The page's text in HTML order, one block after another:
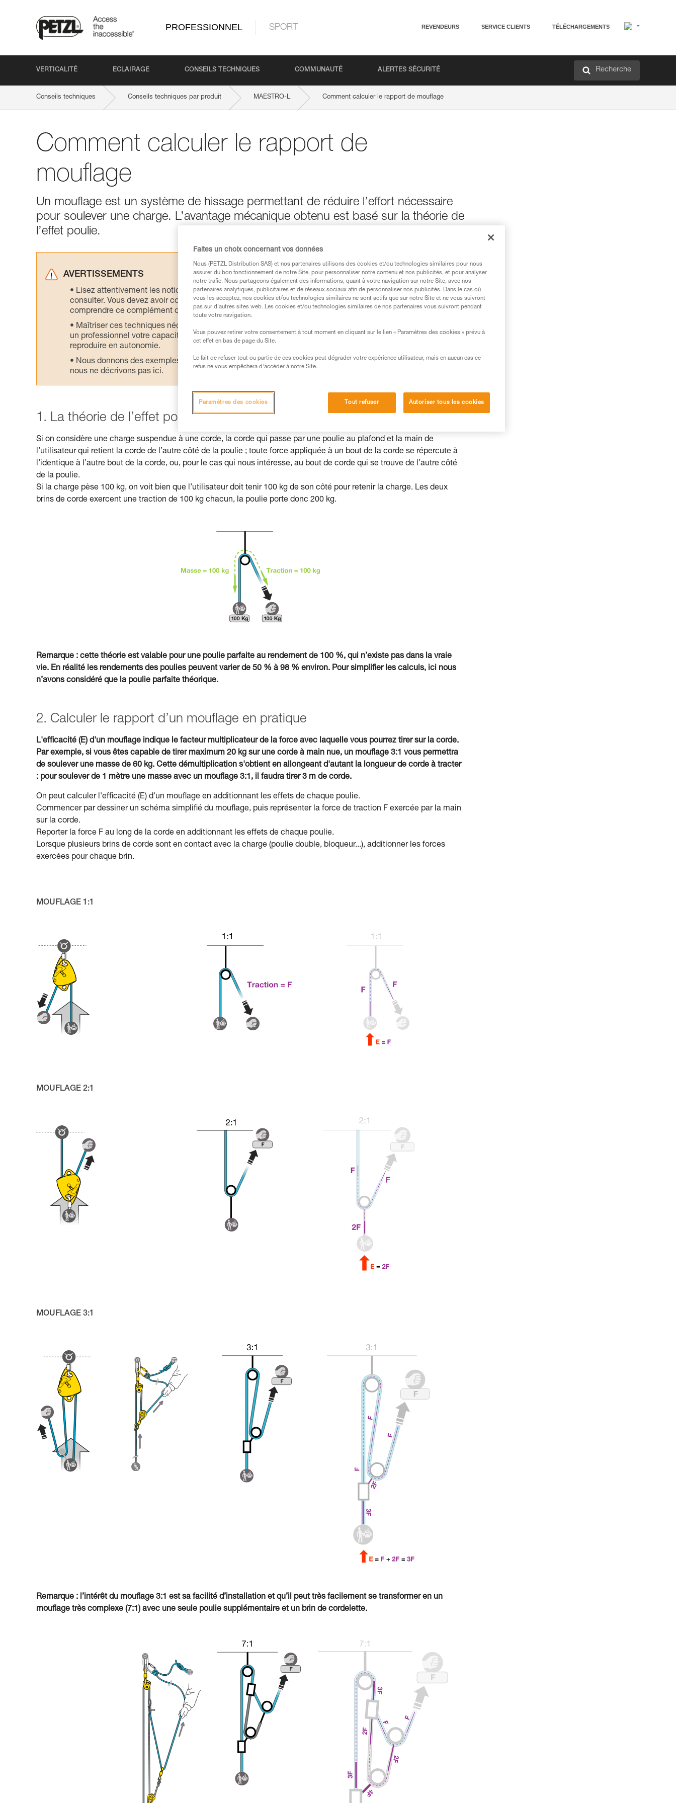
PROFESSIONNEL SPORT REVENDEURS SERVICE CLIENTS TÉLÉCHARGEMENTS
VERTICALITÉ ECLAIRAGE CONSEILS TECHNIQUES COMMUNAUTÉ ALERTES SÉCURITÉ Recherche
Conseils techniques Conseils techniques par produit MAESTRO-L Comment calculer le rapport de mouflage
Comment calculer le rapport de
mouflage
Un mouflage est un système de hissage permettant de réduire l’effort nécessaire
pour soulever une charge. L’avantage mécanique obtenu est basé sur la théorie de
l’effet poulie.
AVERTISSEMENTS
Lisez attentivement les notices techniques des produits utilisés dans ce conseil avant de le
consulter. Vous devez avoir compris les informations de la notice technique pour pouvoir
comprendre ce complément d’informations.
Maîtriser ces techniques nécessite une formation et un entraînement spécifique. Validez avec
un professionnel votre capacité à refaire la manipulation, seul, en toute sécurité, avant de la
reproduire en autonomie.
Nous donnons des exemples de techniques liées à votre activité. Il peut en exister d’autres que
nous ne décrivons pas ici.
1. La théorie de l’effet poulie
Si on considère une charge suspendue à une corde, la corde qui passe par une poulie au plafond et la main de
l’utilisateur qui retient la corde de l’autre côté de la poulie ; toute force appliquée à un bout de la corde se répercute à
l’identique à l’autre bout de la corde, ou, pour le cas qui nous intéresse, au bout de corde qui se trouve de l’autre côté
de la poulie.
Si la charge pèse 100 kg, on voit bien que l’utilisateur doit tenir 100 kg de son côté pour retenir la charge. Les deux
brins de corde exercent une traction de 100 kg chacun, la poulie porte donc 200 kg.
Remarque : cette théorie est valable pour une poulie parfaite au rendement de 100 %, qui n’existe pas dans la vraie
vie. En réalité les rendements des poulies peuvent varier de 50 % à 98 % environ. Pour simplifier les calculs, ici nous
n’avons considéré que la poulie parfaite théorique.
2. Calculer le rapport d’un mouflage en pratique
L'efficacité (E) d'un mouflage indique le facteur multiplicateur de la force avec laquelle vous pourrez tirer sur la corde.
Par exemple, si vous êtes capable de tirer maximum 20 kg sur une corde à main nue, un mouflage 3:1 vous permettra
de soulever une masse de 60 kg. Cette démultiplication s'obtient en allongeant d'autant la longueur de corde à tracter
: pour soulever de 1 mètre une masse avec un mouflage 3:1, il faudra tirer 3 m de corde.
On peut calculer l'efficacité (E) d'un mouflage en additionnant les effets de chaque poulie.
Commencer par dessiner un schéma simplifié du mouflage, puis représenter la force de traction F exercée par la main
sur la corde.
Reporter la force F au long de la corde en additionnant les effets de chaque poulie.
Lorsque plusieurs brins de corde sont en contact avec la charge (poulie double, bloqueur...), additionner les forces
exercées pour chaque brin.
MOUFLAGE 1:1
MOUFLAGE 2:1
MOUFLAGE 3:1
Remarque : l’intérêt du mouflage 3:1 est sa facilité d’installation et qu’il peut très facilement se transformer en un
mouflage très complexe (7:1) avec une seule poulie supplémentaire et un brin de cordelette.
Faites un choix concernant vos données
Nous (PETZL Distribution SAS) et nos partenaires utilisons des cookies et/ou technologies similaires pour nous
assurer du bon fonctionnement de notre Site, pour personnaliser notre contenu et nos publicités, et pour analyser
notre trafic. Nous partageons également des informations, quant à votre navigation sur notre Site, avec nos
partenaires analytiques, publicitaires et de réseaux sociaux afin de personnaliser nos publicités. Dans le cas où
vous les acceptez, nos cookies et/ou technologies similaires ne sont actifs que sur notre Site et ne vous suivront
pas sur d’autres sites web. Les cookies et/ou technologies similaires de nos partenaires vous suivront pendant
toute votre navigation.
Vous pouvez retirer votre consentement à tout moment en cliquant sur le lien « Paramètres des cookies » prévu à
cet effet en bas de page du Site.
Le fait de refuser tout ou partie de ces cookies peut dégrader votre expérience utilisateur, mais en aucun cas ce
refus ne vous empêchera d’accéder à notre Site.
Tout refuser Autoriser tous les cookies
Paramètres des cookies